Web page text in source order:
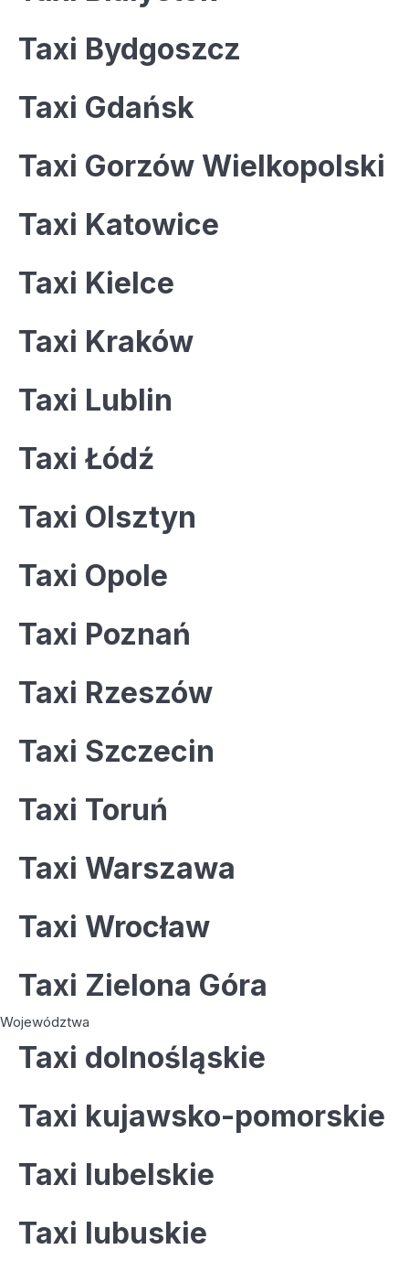
Taxi Bydgoszcz
Taxi Gdańsk
Taxi Gorzów Wielkopolski
Taxi Katowice
Taxi Kielce
Taxi Kraków
Taxi Lublin
Taxi Łódź
Taxi Olsztyn
Taxi Opole
Taxi Poznań
Taxi Rzeszów
Taxi Szczecin
Taxi Toruń
Taxi Warszawa
Taxi Wrocław
Taxi Zielona Góra
Województwa
Taxi dolnośląskie
Taxi kujawsko-pomorskie
Taxi lubelskie
Taxi lubuskie